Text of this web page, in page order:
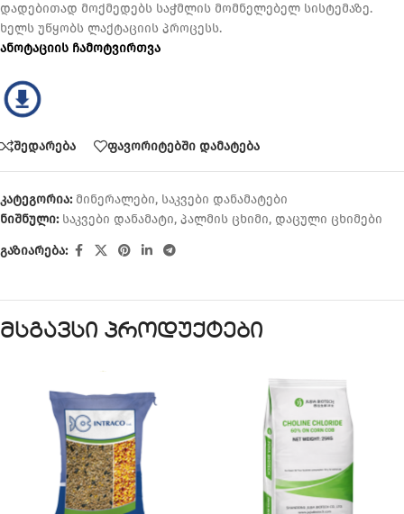
დადებითად მოქმედებს საჭმლის მომნელებელ სისტემაზე.
ხელს უწყობს ლაქტაციის პროცესს.
ანოტაციის ჩამოტვირთვა
შედარება ფავორიტებში დამატება
კატეგორია: მინერალები, საკვები დანამატები
ნიშნული: საკვები დანამატი, პალმის ცხიმი, დაცული ცხიმები
გაზიარება:
მსგავსი პროდუქტები